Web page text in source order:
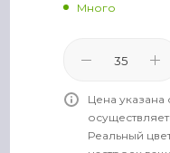
Много
Цена указана
Реальный